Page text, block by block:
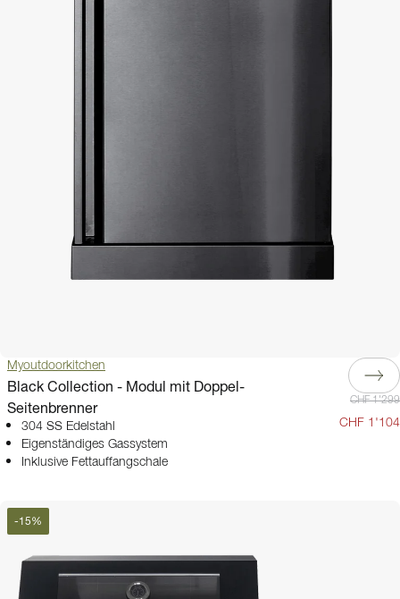
Myoutdoorkitchen
Black Collection - Modul mit Doppel-
Seitenbrenner
304 SS Edelstahl
Eigenständiges Gassystem
Inklusive Fettauffangschale
CHF 1'299
CHF 1'104
-15%